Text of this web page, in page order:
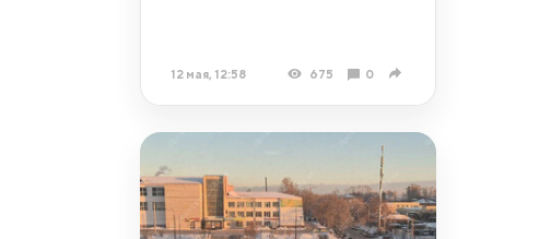
12 мая, 12:58 675 0